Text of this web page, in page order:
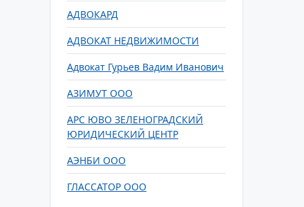
АДВОКАРД
АДВОКАТ НЕДВИЖИМОСТИ
Адвокат Гурьев Вадим Иванович
АЗИМУТ ООО
АРС ЮВО ЗЕЛЕНОГРАДСКИЙ
ЮРИДИЧЕСКИЙ ЦЕНТР
АЭНБИ ООО
ГЛАССАТОР ООО